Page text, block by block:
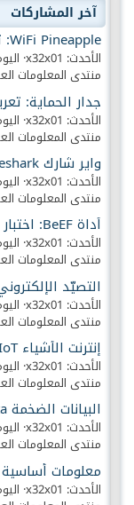
آخر المشاركات
الأحدث: x32x01
منتدى المعلومات
الأحدث: x32x01
منتدى المعلومات
الأحدث: x32x01
منتدى المعلومات
الأحدث: x32x01
منتدى المعلومات
الأحدث: x32x01
منتدى المعلومات
الأحدث: x32x01
منتدى المعلومات
الأحدث: x32x01
منتدى المعلومات
الأحدث: x32x01